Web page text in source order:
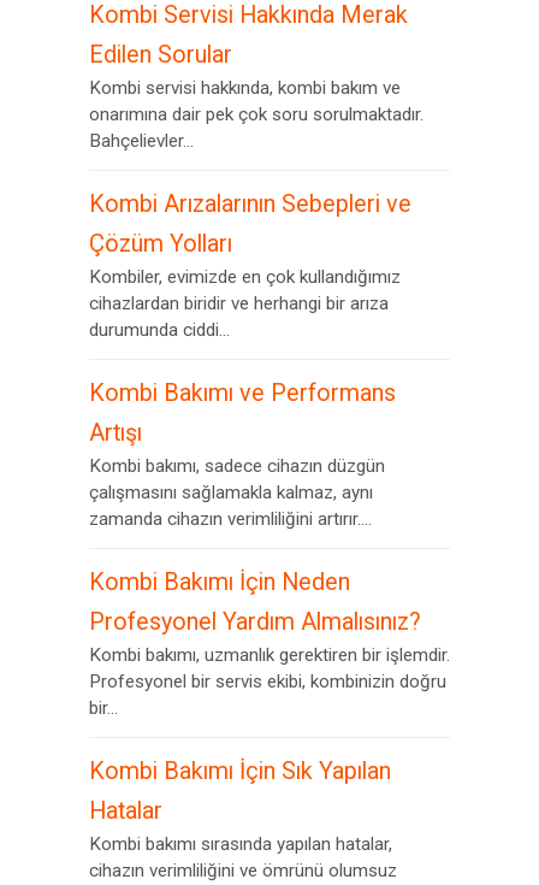
Kombi Servisi Hakkında Merak
Edilen Sorular
Kombi servisi hakkında, kombi bakım ve
onarımına dair pek çok soru sorulmaktadır.
Bahçelievler...
Kombi Arızalarının Sebepleri ve
Çözüm Yolları
Kombiler, evimizde en çok kullandığımız
cihazlardan biridir ve herhangi bir arıza
durumunda ciddi...
Kombi Bakımı ve Performans
Artışı
Kombi bakımı, sadece cihazın düzgün
çalışmasını sağlamakla kalmaz, aynı
zamanda cihazın verimliliğini artırır....
Kombi Bakımı İçin Neden
Profesyonel Yardım Almalısınız?
Kombi bakımı, uzmanlık gerektiren bir işlemdir.
Profesyonel bir servis ekibi, kombinizin doğru
bir...
Kombi Bakımı İçin Sık Yapılan
Hatalar
Kombi bakımı sırasında yapılan hatalar,
cihazın verimliliğini ve ömrünü olumsuz